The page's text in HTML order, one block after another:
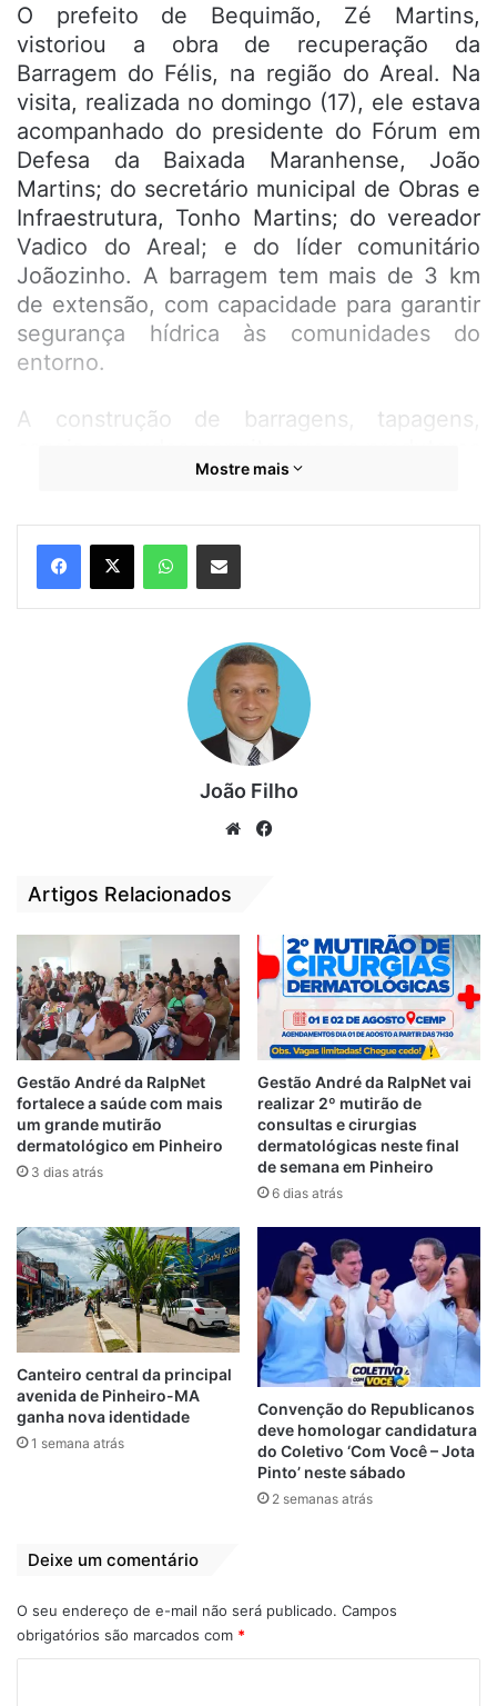
O prefeito de Bequimão, Zé Martins,
vistoriou a obra de recuperação da
Barragem do Félis, na região do Areal. Na
visita, realizada no domingo (17), ele estava
acompanhado do presidente do Fórum em
Defesa da Baixada Maranhense, João
Martins; do secretário municipal de Obras e
Infraestrutura, Tonho Martins; do vereador
Vadico do Areal; e do líder comunitário
Joãozinho. A barragem tem mais de 3 km
de extensão, com capacidade para garantir
segurança hídrica às comunidades do
entorno.
A construção de barragens, tapagens,
rurais possam fazer seus planejamentos e,
campos inundáveis no período das chuvas.
Essa reserva assegura a disponibilidade de
água durante todo o ano, resultando em
favorável à criação de patos.
Para a administração do prefeito Zé
Martins, a recuperação das barragens
tornou-se uma de suas prioridades, pela
importância desse tipo de obra no sustento
de centenas de famílias do município. “Com
a água em abundância, os moradores
dessas comunidades podem produzir,
desfrutar das riquezas que vêm dos campos
e, assim, conseguem ter segurança
alimentar para toda a família e ainda
vendem parte da produção”, destacou o
prefeito.
O presidente do Fórum em Defesa da
Baixada Maranhense, João Martins,
prefeito Zé Martins mostra o compromisso
“Isso que o prefeito Zé Martins está
fazendo se encaixa no programa dos
Diques da Baixada, que é uma luta do
Mostre mais
João Filho
We
Artigos Relacionados
Gestão André da RalpNet
fortalece a saúde com mais
um grande mutirão
dermatológico em Pinheiro
3 dias atrás
Gestão André da RalpNet vai
realizar 2º mutirão de
consultas e cirurgias
dermatológicas neste final
de semana em Pinheiro
6 dias atrás
Canteiro central da principal
avenida de Pinheiro-MA
ganha nova identidade
1 semana atrás
Convenção do Republicanos
deve homologar candidatura
do Coletivo ‘Com Você – Jota
Pinto’ neste sábado
2 semanas atrás
Deixe um comentário
O seu endereço de e-mail não será publicado. Campos
obrigatórios são marcados com *